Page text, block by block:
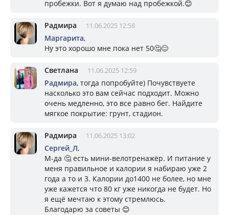
пробежки. Вот я думаю над пробежкой.😊
Радмира 11.06.2025 12:58
Маргарита,
Ну это хорошо мне пока нет 50🤔😊
Светлана 11.06.2025 12:59
Радмира, тогда попробуйте) Почувствуете
насколько это вам сейчас подходит. Можно
очень медленно, это все равно бег. Найдите
мягкое покрытие: грунт, стадион.
Радмира 11.06.2025 13:02
Сергей_Л,
М-да 🤔 есть мини-велотренажёр. И питание у
меня правильное и калории я набираю уже 2
года а то и 3. Калории до1400 не более, но мне
уже кажется что 80 кг уже никогда не будет. Но
я ещё мечтаю к этому стремлюсь.
Благодарю за советы 😊